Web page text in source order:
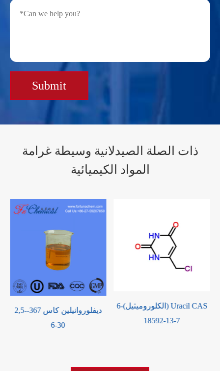
Submit
ذات الصلة الصيدلانية وسيطة غرامة
المواد الكيميائية
2,5-ديفلوروانيلين كاس 367-
30-6
6-(الكلوروميثيل) Uracil CAS
18592-13-7